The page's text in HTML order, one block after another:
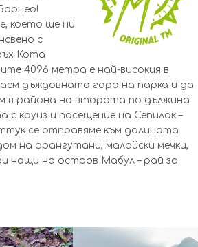
което ще ни
с
Кота
4096 метра е най-високия в
дъждовната гора на парка и да
в района на втората по дължина
с круиз и посещение на Сепилок –
се отправяме към долината
на орангутани, малайски мечки,
нощи на остров Мабул – рай за